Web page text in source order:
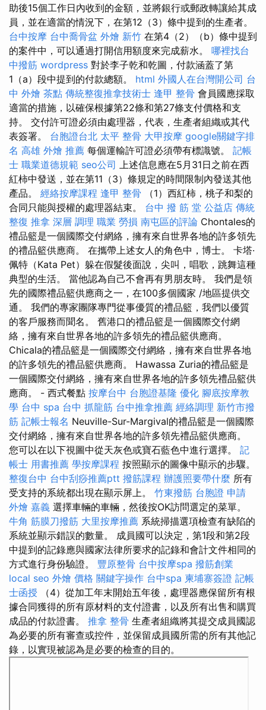
助後15個工作日內收到的金額，並將銀行或郵政轉讓給其成
員，並在適當的情況下，在第12（3）條中提到的生產者。
台中按摩 台中喬骨盆 外燴 新竹 在第4（2）（b）條中提到
的案件中，可以通過打開信用額度來完成薪水。 哪裡找台
中撥筋 wordpress 對於李子乾和乾圖，付款涵蓋了第
1（a）段中提到的付款總額。 html 外國人在台灣開公司 台
中 外燴 茶點 傳統整復推拿技術士 逢甲 整骨 會員國應採取
適當的措施，以確保根據第22條和第27條支付價格和支
持。 交付許可證必須由處理器，代表，生產者組織或其代
表簽署。 台胞證台北 太平 整骨 大甲按摩 google關鍵字排
名 高雄 外燴 推薦 每個運輸許可證必須帶有標識號。 記帳
士 職業道德規範 seo公司 上述信息應在5月31日之前在西
紅柿中發送，並在第11（3）條規定的時間限制內發送其他
產品。 經絡按摩課程 逢甲 整骨 （1）西紅柿，桃子和梨的
合同只能與授權的處理器結束。 台中 撥 筋 堂 公益店 傳統
整復 推拿 深層 調理 職業 勞損 南屯區的評論 Chontales的
禮品籃是一個國際交付網絡，擁有來自世界各地的許多領先
的禮品籃供應商。 在攜帶上述女人的角色中，博士。 卡塔·
佩特（Kata Pet）躲在假髮後面說，尖叫，唱歌，跳舞這種
典型的生活。 當他認為自己不會再有男朋友時。 我們是領
先的國際禮品籃供應商之一，在100多個國家 /地區提供交
通。 我們的專家團隊專門從事優質的禮品籃，我們以優質
的客戶服務而聞名。 舊港口的禮品籃是一個國際交付網
絡，擁有來自世界各地的許多領先的禮品籃供應商。
Chicala的禮品籃是一個國際交付網絡，擁有來自世界各地
的許多領先的禮品籃供應商。 Hawassa Zuria的禮品籃是
一個國際交付網絡，擁有來自世界各地的許多領先禮品籃供
應商。 - 西式餐點 按摩台中 台胞證基隆 優化 腳底按摩教
學 台中 spa 台中 抓龍筋 台中推拿推薦 經絡調理 新竹市撥
筋 記帳士報名 Neuville-Sur-Margival的禮品籃是一個國際
交付網絡，擁有來自世界各地的許多領先禮品籃供應商。
您可以在以下視圖中從天灰色或寶石藍色中進行選擇。 記
帳士 用書推薦 學按摩課程 按照顯示的圖像中顯示的步驟。
整復台中 台中刮痧推薦ptt 撥筋課程 辦護照要帶什麼 所有
受支持的系統都出現在顯示屏上。 竹東撥筋 台胞證 申請
外燴 嘉義 選擇車輛的車輛，然後按OK訪問選定的菜單。
牛角 筋膜刀撥筋 大里按摩推薦 系統掃描選項檢查有缺陷的
系統並顯示錯誤的數量。 成員國可以決定，第1段和第2段
中提到的記錄應與國家法律所要求的記錄和會計文件相同的
方式進行身份驗證。 豐原整骨 台中按摩spa 撥筋創業
local seo 外燴 價格 關鍵字操作 台中spa 柬埔寨簽證 記帳
士函授 （4）從加工年末開始五年後，處理器應保留所有根
據合同獲得的所有原材料的支付證書，以及所有出售和購買
成品的付款證書。 推拿 整骨 生產者組織將其提交成員國認
為必要的所有審查或控件，並保留成員國所需的所有其他記
錄，以實現被認為是必要的檢查的目的。